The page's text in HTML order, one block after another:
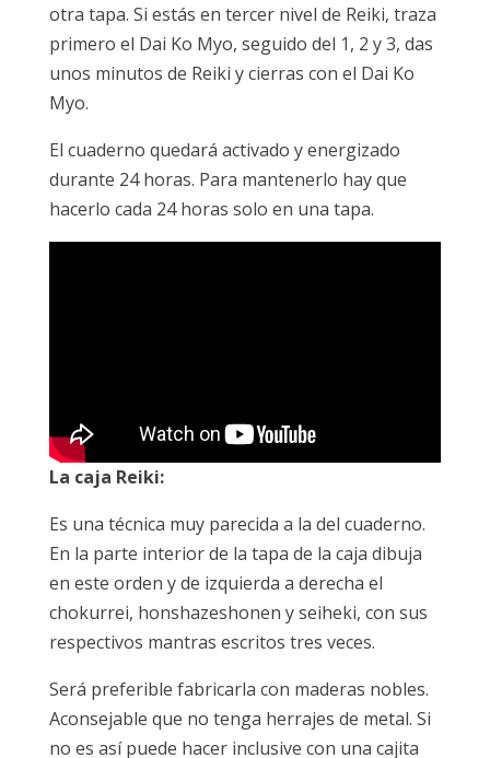
otra tapa. Si estás en tercer nivel de Reiki, traza
primero el Dai Ko Myo, seguido del 1, 2 y 3, das
unos minutos de Reiki y cierras con el Dai Ko
Myo.
El cuaderno quedará activado y energizado
durante 24 horas. Para mantenerlo hay que
hacerlo cada 24 horas solo en una tapa.
La caja Reiki:
Es una técnica muy parecida a la del cuaderno.
En la parte interior de la tapa de la caja dibuja
en este orden y de izquierda a derecha el
chokurrei, honshazeshonen y seiheki, con sus
respectivos mantras escritos tres veces.
Será preferible fabricarla con maderas nobles.
Aconsejable que no tenga herrajes de metal. Si
no es así puede hacer inclusive con una cajita